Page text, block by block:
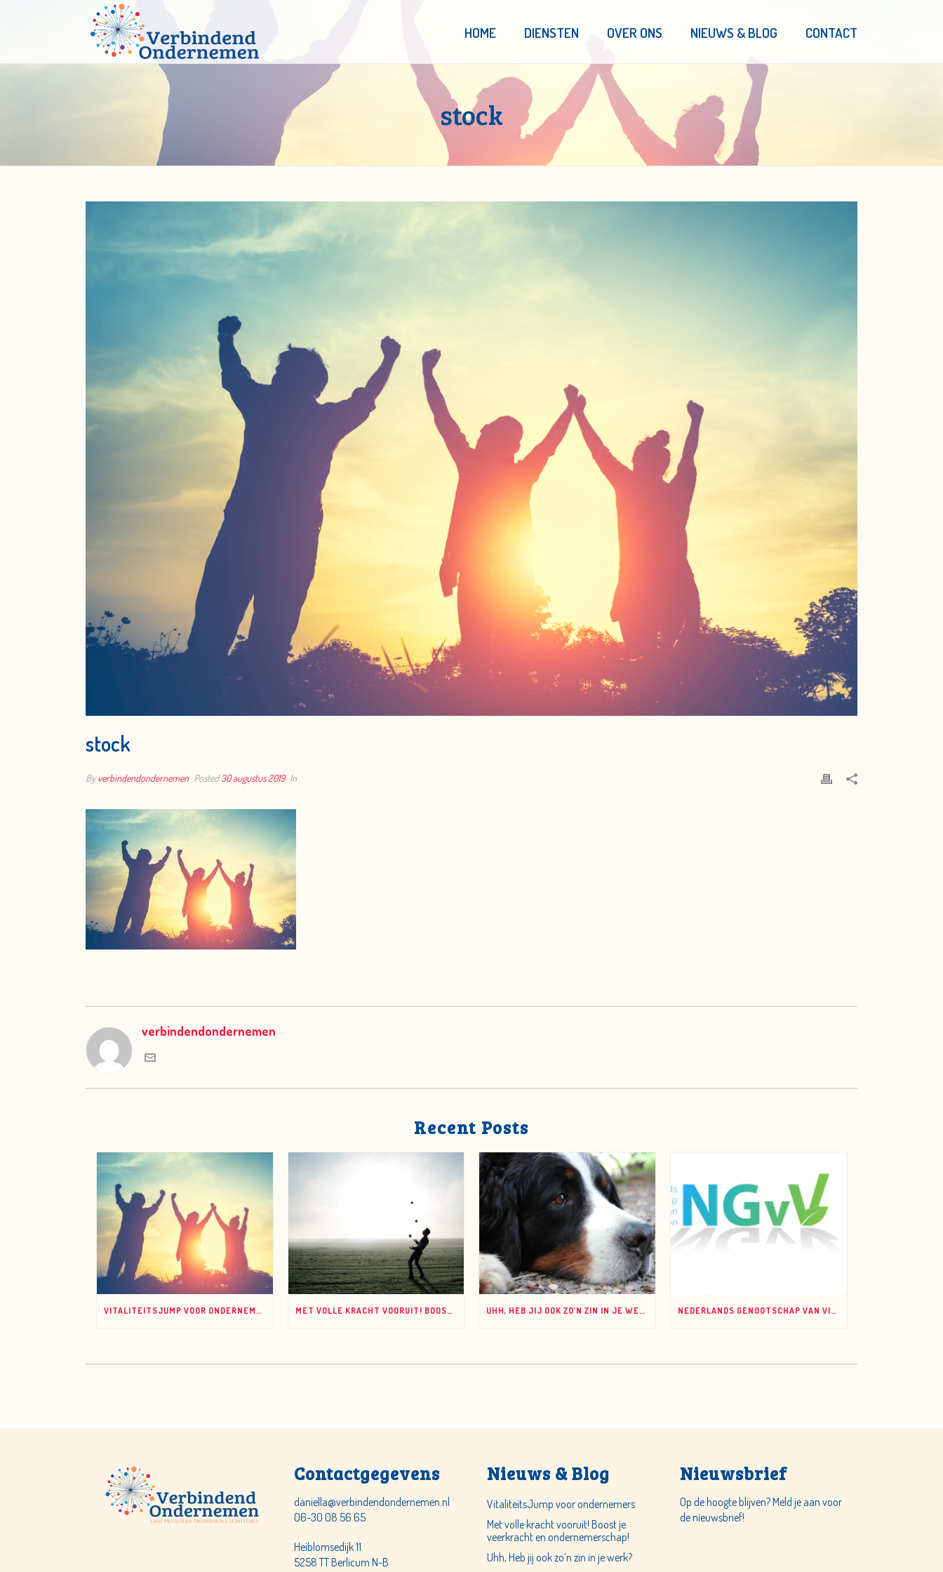
HOME DIENSTEN OVER ONS NIEUWS & BLOG CONTACT
stock
stock
Byverbindendondernemen Posted30 augustus 2019 In
verbindendondernemen
Recent Posts
VITALITEITSJUMP VOOR ONDERNEMERS MET VOLLE KRACHT VOORUIT! BOOST JE VEERKRACHT EN ONDERNEMERSCHAP! UHH, HEB JIJ OOK ZO’N ZIN IN JE WERK? NEDERLANDS GENOOTSCHAP VAN VITALOGEN VAN START
Contactgegevens
daniella@verbindendondernemen.nl
06-30 08 56 65
Heiblomsedijk 11
5258 TT Berlicum N-B
Nieuws & Blog
VitaliteitsJump voor ondernemers
Met volle kracht vooruit! Boost je
veerkracht en ondernemerschap!
Uhh, Heb jij ook zo’n zin in je werk?
Nieuwsbrief
Op de hoogte blijven? Meld je aan voor
de nieuwsbrief!